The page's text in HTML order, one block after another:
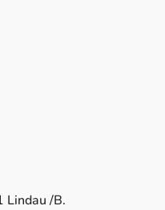
Lindau /B.